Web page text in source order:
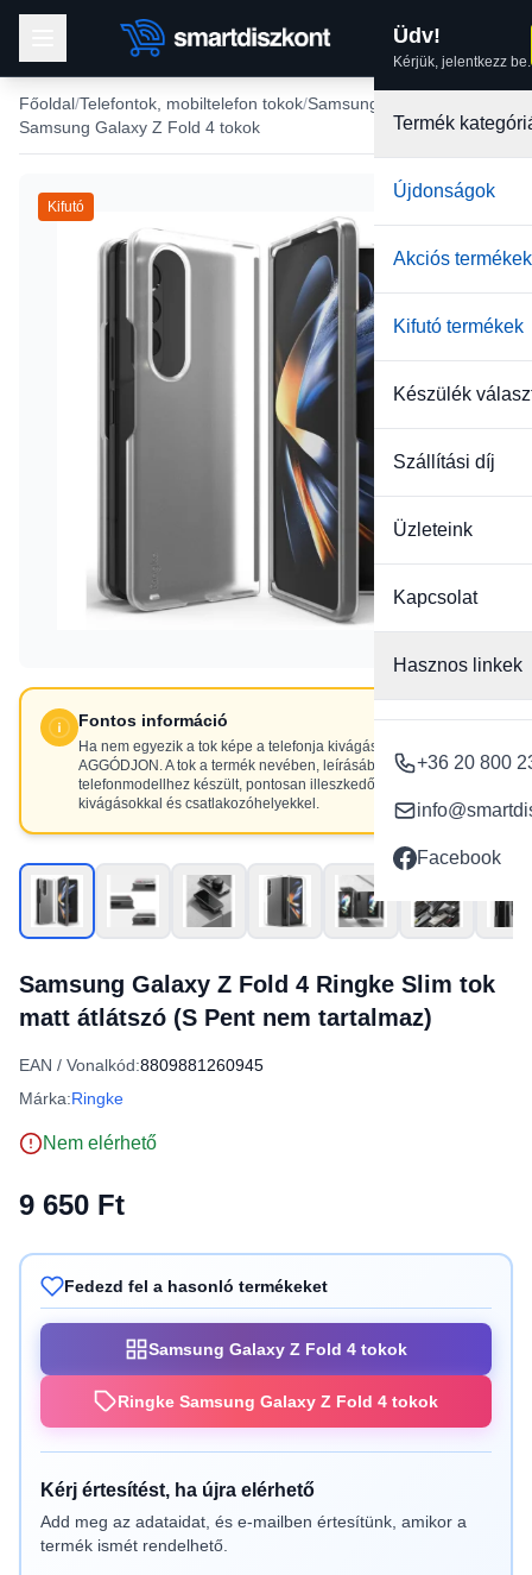
Üdv!
Kérjük, jelentkezz be.
Termék
Újdonságok
Akciós termékek
Kifutó termékek
Készülék
Szállítási díj
Üzleteink
Kapcsolat
Hasznos linkek
+36 20 800
Facebook
Főoldal Telefontok, mobiltelefon tokok Samsung tokok
Samsung Galaxy Z Fold 4 tokok
Fontos információ
Ha nem egyezik a tok képe a telefonja kivágásaival, NE
AGGÓDJON. A tok a termék nevében, leírásában szereplő
telefonmodellhez készült, pontosan illeszkedő
kivágásokkal és csatlakozóhelyekkel.
Kifutó
Samsung Galaxy Z Fold 4 Ringke Slim tok
matt átlátszó (S Pent nem tartalmaz)
EAN / Vonalkód:8809881260945
Márka:Ringke
Nem elérhető
9 650 Ft
Fedezd fel a hasonló termékeket
Samsung Galaxy Z Fold 4 tokok
Ringke Samsung Galaxy Z Fold 4 tokok
Kérj értesítést, ha újra elérhető
Add meg az adataidat, és e-mailben értesítünk, amikor a
termék ismét rendelhető.